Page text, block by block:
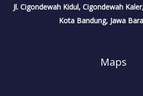
Jl. Cigondewah Kidul, Cigondewah
Kota Bandung, Jawa
Maps